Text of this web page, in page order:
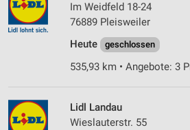
Im Weidfeld 18-24
76889 Pleisweiler
Heute
geschlossen
535,93 km • Angebote: 3
Lidl Landau
Wieslauterstr. 55